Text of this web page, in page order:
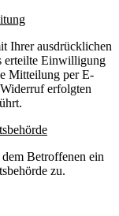
Ihrer ausdrücklichen
erteilte Einwilligung
Mitteilung per E-
erfolgten
Betroffenen ein
zu.